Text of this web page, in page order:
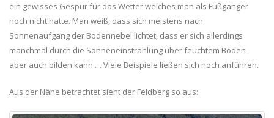
ein gewisses Gespür für das Wetter welches man als Fußgänger
noch nicht hatte. Man weiß, dass sich meistens nach
Sonnenaufgang der Bodennebel lichtet, dass er sich allerdings
manchmal durch die Sonneneinstrahlung über feuchtem Boden
aber auch bilden kann … Viele Beispiele ließen sich noch anführen.
Aus der Nähe betrachtet sieht der Feldberg so aus: